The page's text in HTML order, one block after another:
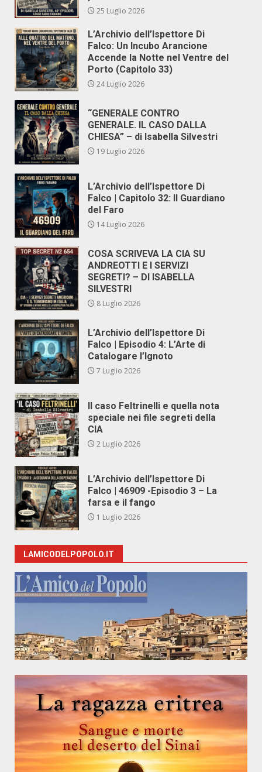
25 Luglio 2026
L’Archivio dell’Ispettore Di
Falco: Un Incubo Arancione
Accende la Notte nel Ventre del
Porto (Capitolo 33)
24 Luglio 2026
“GENERALE CONTRO
GENERALE. IL CASO DALLA
CHIESA” – di Isabella Silvestri
19 Luglio 2026
L’Archivio dell’Ispettore Di
Falco | Capitolo 32: Il Guardiano
del Faro
14 Luglio 2026
COSA SCRIVEVA LA CIA SU
ANDREOTTI E I SERVIZI
SEGRETI? – DI ISABELLA
SILVESTRI
8 Luglio 2026
L’Archivio dell’Ispettore Di
Falco | Episodio 4: L’Arte di
Catalogare l’Ignoto
7 Luglio 2026
Il caso Feltrinelli e quella nota
speciale nei file segreti della
CIA
2 Luglio 2026
L’Archivio dell’Ispettore Di
Falco | 46909 -Episodio 3 – La
farsa e il fango
1 Luglio 2026
LAMICODELPOPOLO.IT